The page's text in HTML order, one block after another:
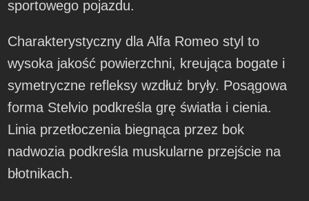
sportowego pojazdu.
Charakterystyczny dla Alfa Romeo styl to
wysoka jakość powierzchni, kreująca bogate i
symetryczne refleksy wzdłuż bryły. Posągowa
forma Stelvio podkreśla grę światła i cienia.
Linia przetłoczenia biegnąca przez bok
nadwozia podkreśla muskularne przejście na
błotnikach.